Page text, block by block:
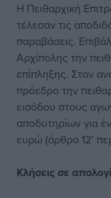
Η Πειθαρχική
τέλεσαν τις
παραβάσεις.
Αρχίπολης την
επίπληξης. Στον
πρόεδρο την
εισόδου στους
αποδυτηρίων για
ευρώ (άρθρο 12’
Κλήσεις σε